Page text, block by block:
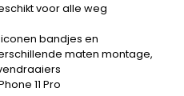
voor alle weg
bandjes en
maten montage,
11 Pro